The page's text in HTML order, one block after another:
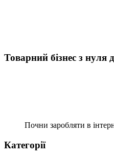
Товарний бізнес з нуля
Почни заробляти в
Категорії